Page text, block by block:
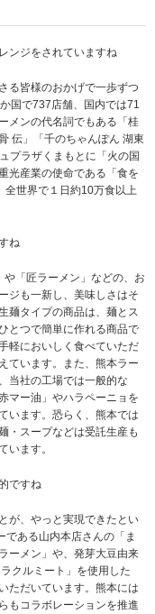
ンジをされていますね
る皆様のおかげで一歩ずつ
国で737店舗、国内では71
メンの代名詞でもある「桂
伝」「千のちゃんぽん 湖東
プラザくまもとに「火の国
光産業の使命である「食を
全世界で１日約10万食以上
ね
「匠ラーメン」などの、お
ジも一新し、美味しさはそ
麺タイプの商品は、麺とス
とつで簡単に作れる商品で
軽においしく食べていただ
ています。また、熊本ラー
当社の工場では一般的な
マー油」やハラペーニョを
います。恐らく、熊本では
・スープなどは受託生産も
います。
ですね
が、やっと実現できたとい
である山内本店さんの「ま
ーメン」や、発芽大豆由来
クルミート」を使用した
ただいています。熊本には
もコラボレーションを推進